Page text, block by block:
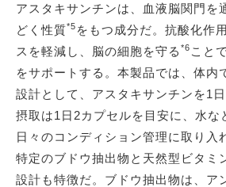
アスタキサンチンは、血液脳関門を
どく性質*5 をもつ成分だ。抗酸化作用
スを軽減し、脳の細胞を守る *6 こと
をサポートする。本製品では、体内
設計として、アスタキサンチンを1
摂取は1日2カプセルを目安に、水な
日々のコンディション管理に取り入
特定のブドウ抽出物と天然型ビタミ
設計も特徴だ。ブドウ抽出物は、ア